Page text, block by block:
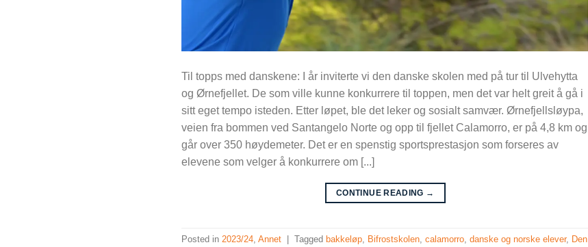
Til topps med danskene: I år inviterte vi den danske skolen med på tur til Ulvehytta
og Ørnefjellet. De som ville kunne konkurrere til toppen, men det var helt greit å gå i
sitt eget tempo isteden. Etter løpet, ble det leker og sosialt samvær. Ørnefjellsløypa,
veien fra bommen ved Santangelo Norte og opp til fjellet Calamorro, er på 4,8 km og
går over 350 høydemeter. Det er en spenstig sportsprestasjon som forseres av
elevene som velger å konkurrere om [...]
CONTINUE READING →
Posted in2023/24,Annet Tagged bakkeløp, Bifrostskolen,calamorro,danske og norske elever, Den